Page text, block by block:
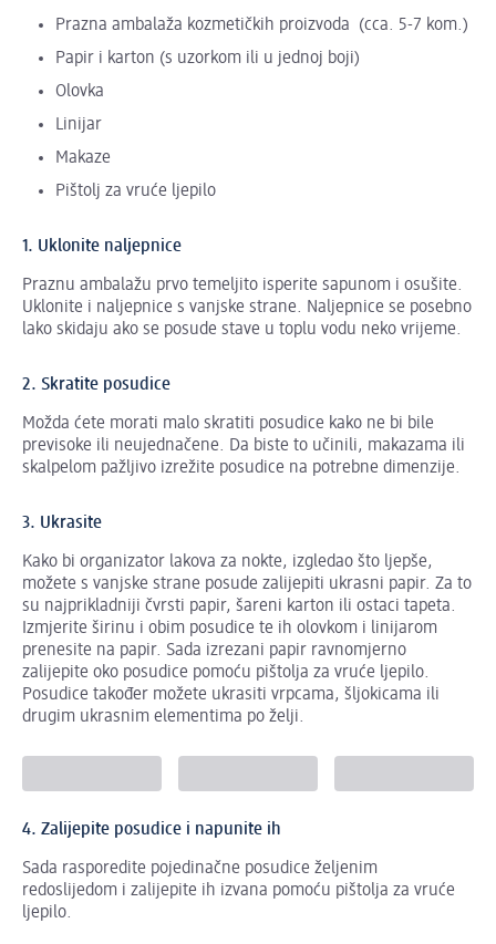
Prazna ambalaža kozmetičkih proizvoda (cca. 5-7 kom.)
Papir i karton (s uzorkom ili u jednoj boji)
Olovka
Linijar
Makaze
Pištolj za vruće ljepilo
1. Uklonite naljepnice
Praznu ambalažu prvo temeljito isperite sapunom i osušite.
Uklonite i naljepnice s vanjske strane. Naljepnice se posebno
lako skidaju ako se posude stave u toplu vodu neko vrijeme.
2. Skratite posudice
Možda ćete morati malo skratiti posudice kako ne bi bile
previsoke ili neujednačene. Da biste to učinili, makazama ili
skalpelom pažljivo izrežite posudice na potrebne dimenzije.
3. Ukrasite
Kako bi organizator lakova za nokte, izgledao što ljepše,
možete s vanjske strane posude zalijepiti ukrasni papir. Za to
su najprikladniji čvrsti papir, šareni karton ili ostaci tapeta.
Izmjerite širinu i obim posudice te ih olovkom i linijarom
prenesite na papir. Sada izrezani papir ravnomjerno
zalijepite oko posudice pomoću pištolja za vruće ljepilo.
Posudice također možete ukrasiti vrpcama, šljokicama ili
drugim ukrasnim elementima po želji.
4. Zalijepite posudice i napunite ih
Sada rasporedite pojedinačne posudice željenim
redoslijedom i zalijepite ih izvana pomoću pištolja za vruće
ljepilo.